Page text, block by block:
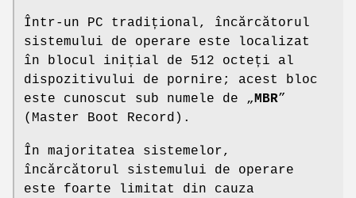
Într-un PC tradițional, încărcătorul
sistemului de operare este localizat
în blocul inițial de 512 octeți al
dispozitivului de pornire; acest bloc
este cunoscut sub numele de „MBR”
(Master Boot Record).
În majoritatea sistemelor,
încărcătorul sistemului de operare
este foarte limitat din cauza